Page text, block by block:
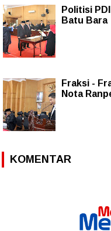
Politisi
Batu Bara
Fraksi -
Nota
KOMENTAR